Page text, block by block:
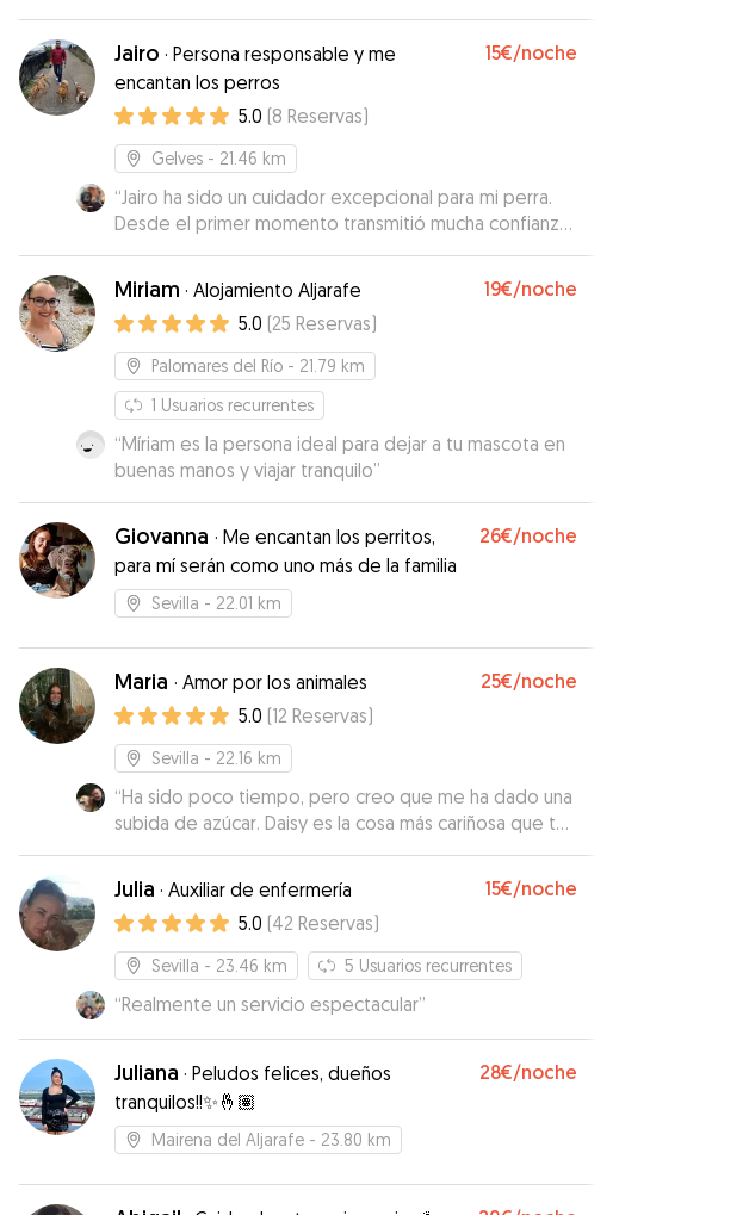
Mandaba todos los días vídeos y fotos para que
estuviéramos tranquilos. Súper aconsejable. Un 10. Sin
duda repetiremos con ella.”
Jairo · Persona responsable y me
encantan los perros
15€/noche
5.0 (8 Reservas)
Gelves - 21.46 km
“Jairo ha sido un cuidador excepcional para mi perra.
Desde el primer momento transmitió mucha confianza,
y su trato ha sido cariñoso y responsable. Me mantuvo
informada con fotos y mensajes, y se notaba que mi
perra estaba feliz con él. Ha sido un alivio enorme
dejarla en tan buenas manos. Repetiremos sin duda!!!!
100% recomendable.”
Miriam · Alojamiento Aljarafe 19€/noche
5.0 (25 Reservas)
Palomares del Río - 21.79 km
1 Usuarios recurrentes
“Míriam es la persona ideal para dejar a tu mascota en
buenas manos y viajar tranquilo”
Giovanna · Me encantan los perritos,
para mí serán como uno más de la familia
26€/noche
Sevilla - 22.01 km
Maria · Amor por los animales 25€/noche
5.0 (12 Reservas)
Sevilla - 22.16 km
“Ha sido poco tiempo, pero creo que me ha dado una
subida de azúcar. Daisy es la cosa más cariñosa que te
puedes echar a la cara. Se ve que le gustan más las
personas, pero no por ellos se asusta de los demás
perros, es solo que prefiere estar contigo. Darte
besos , que la mimes, que estés con ella. Es
achuchable a tope. Repetiría sin dudarlo.”
Julia · Auxiliar de enfermería 15€/noche
5.0 (42 Reservas)
Sevilla - 23.46 km 5 Usuarios recurrentes
“Realmente un servicio espectacular”
Juliana · Peludos felices, dueños
tranquilos!!✨🤞🏽
28€/noche
Mairena del Aljarafe - 23.80 km